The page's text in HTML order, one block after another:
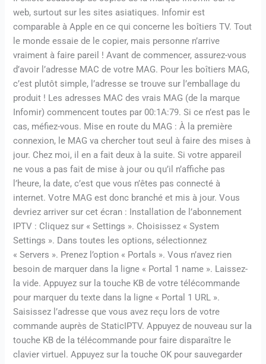
web, surtout sur les sites asiatiques. Infomir est
comparable à Apple en ce qui concerne les boîtiers TV. Tout
le monde essaie de le copier, mais personne n’arrive
vraiment à faire pareil ! Avant de commencer, assurez-vous
d’avoir l’adresse MAC de votre MAG. Pour les boîtiers MAG,
c’est plutôt simple, l’adresse se trouve sur l’emballage du
produit ! Les adresses MAC des vrais MAG (de la marque
Infomir) commencent toutes par 00:1A:79. Si ce n’est pas le
cas, méfiez-vous. Mise en route du MAG : À la première
connexion, le MAG va chercher tout seul à faire des mises à
jour. Chez moi, il en a fait deux à la suite. Si votre appareil
ne vous a pas fait de mise à jour ou qu’il n’affiche pas
l’heure, la date, c’est que vous n’êtes pas connecté à
internet. Votre MAG est donc branché et mis à jour. Vous
devriez arriver sur cet écran : Installation de l’abonnement
IPTV : Cliquez sur « Settings ». Choisissez « System
Settings ». Dans toutes les options, sélectionnez
« Servers ». Prenez l’option « Portals ». Vous n’avez rien
besoin de marquer dans la ligne « Portal 1 name ». Laissez-
la vide. Appuyez sur la touche KB de votre télécommande
pour marquer du texte dans la ligne « Portal 1 URL ».
Saisissez l’adresse que vous avez reçu lors de votre
commande auprès de StaticIPTV. Appuyez de nouveau sur la
touche KB de la télécommande pour faire disparaître le
clavier virtuel. Appuyez sur la touche OK pour sauvegarder